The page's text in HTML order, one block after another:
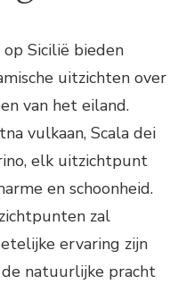
Sicilië bieden
uitzichten over
van het eiland.
vulkaan, Scala dei
elk uitzichtpunt
en schoonheid.
zal
ervaring zijn
natuurlijke pracht